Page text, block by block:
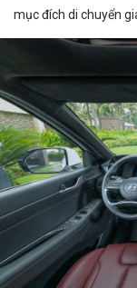
mục đích di chuyển